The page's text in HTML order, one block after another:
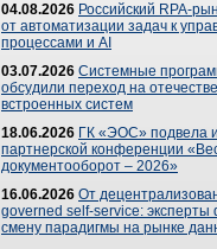
04.08.2026 Российский RPA-
от автоматизации задач к
процессами и AI
03.07.2026 Системные
обсудили переход на
встроенных систем
18.06.2026 ГК «ЭОС» подвела
партнерской конференции
документооборот – 2026»
16.06.2026 От
governed self-service: эксперты
смену парадигмы на рынке